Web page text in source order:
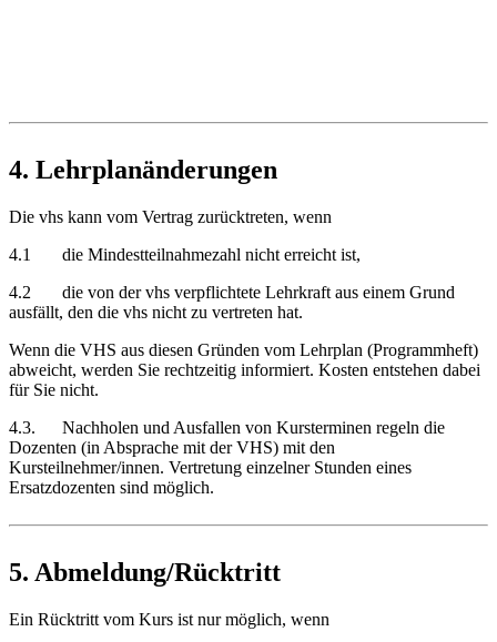
4. Lehrplanänderungen
Die vhs kann vom Vertrag zurücktreten, wenn
4.1 die Mindestteilnahmezahl nicht erreicht ist,
4.2 die von der vhs verpflichtete Lehrkraft aus einem Grund
ausfällt, den die vhs nicht zu vertreten hat.
Wenn die VHS aus diesen Gründen vom Lehrplan (Programmheft)
abweicht, werden Sie rechtzeitig informiert. Kosten entstehen dabei
für Sie nicht.
4.3. Nachholen und Ausfallen von Kursterminen regeln die
Dozenten (in Absprache mit der VHS) mit den
Kursteilnehmer/innen. Vertretung einzelner Stunden eines
Ersatzdozenten sind möglich.
5. Abmeldung/Rücktritt
Ein Rücktritt vom Kurs ist nur möglich, wenn